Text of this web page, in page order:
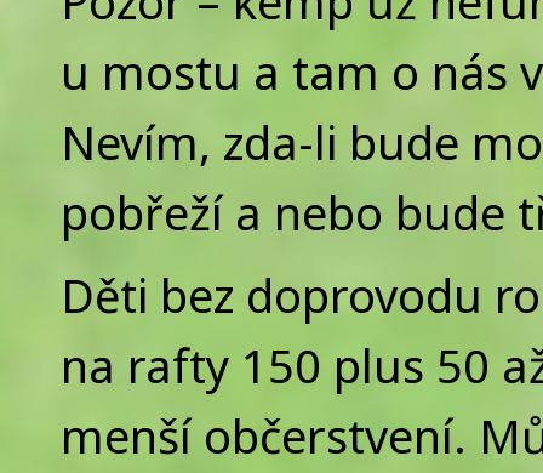
u mostu a tam o nás
Nevím, zda-li bude
pobřeží a nebo bude
Děti bez doprovodu
na rafty 150 plus 50
menší občerstvení.